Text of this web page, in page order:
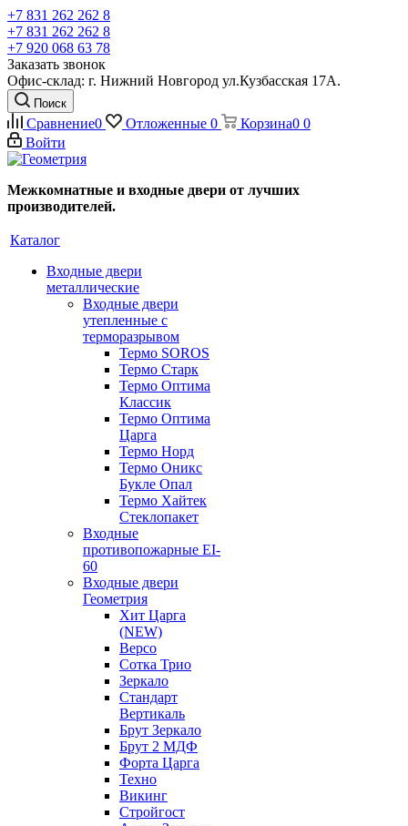
+7 831 262 262 8
+7 831 262 262 8
+7 920 068 63 78
Заказать звонок
Офис-склад: г. Нижний Новгород ул.Кузбасская 17А.
Поиск
Сравнение0 Отложенные 0 Корзина0 0
Войти
Межкомнатные и входные двери от лучших
производителей.
Каталог
Входные двери
металлические
Входные двери
утепленные с
терморазрывом
Термо SOROS
Термо Старк
Термо Оптима
Классик
Термо Оптима
Царга
Термо Норд
Термо Оникс
Букле Опал
Термо Хайтек
Стеклопакет
Входные
противопожарные EI-
60
Входные двери
Геометрия
Хит Царга
(NEW)
Версо
Сотка Трио
Зеркало
Стандарт
Вертикаль
Брут Зеркало
Брут 2 МДФ
Форта Царга
Техно
Викинг
Стройгост